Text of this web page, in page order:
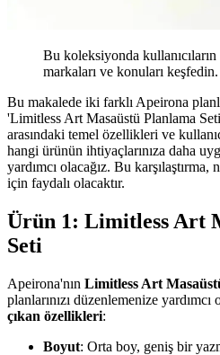
Bu koleksiyonda
markaları ve konuları keşfedin.
Bu makalede iki farklı Apeirona
'Limitless Art Masaüstü Planlama
arasındaki temel özellikleri ve
hangi ürünün ihtiyaçlarınıza daha
yardımcı olacağız. Bu
için faydalı olacaktır.
Ürün 1: Limitless Art
Seti
Apeirona'nın Limitless Art
planlarınızı düzenlemenize yardımcı
çıkan özellikleri:
Boyut: Orta boy, geniş bir